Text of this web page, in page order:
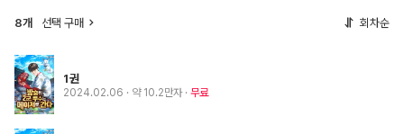
8개 선택 구매 회차순
1권
2024.02.06 · 약 10.2만자 무료